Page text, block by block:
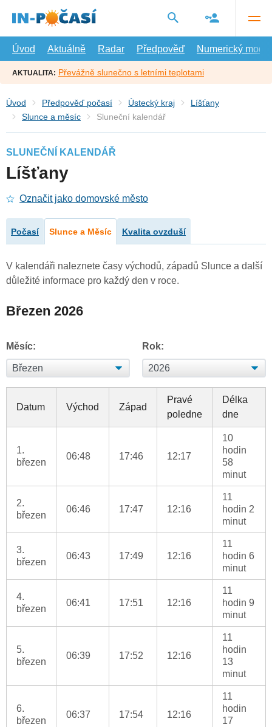
hlavní
Úvod
Aktuálně Radar Předpověď Numerický model
AKTUALITA: Převážně slunečno s letními teplotami
Úvod Předpověď počasí Ústecký kraj
Líšťany
Slunce a měsíc
Sluneční kalendář
SLUNEČNÍ KALENDÁŘ
Líšťany
Označit jako domovské město
Počasí Slunce a Měsíc Kvalita ovzduší
V kalendáři naleznete časy východů, západů Slunce a další
důležité informace pro každý den v roce.
Březen 2026
Měsíc: Rok:
Datum Východ Západ
Pravé
poledne
Délka
dne
1.
březen
06:48 17:46 12:17
10
hodin
58
minut
2.
březen
06:46 17:47 12:16
11
hodin 2
minut
3.
březen
06:43 17:49 12:16
11
hodin 6
minut
4.
březen
06:41 17:51 12:16
11
hodin 9
minut
5.
březen
06:39 17:52 12:16
11
hodin
13
minut
6.
březen
06:37 17:54 12:16
11
hodin
17